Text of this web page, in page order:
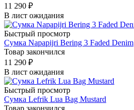
11 290 ₽
В лист ожидания
Быстрый просмотр
Сумка Napapijri Bering 3 Faded Denim
Товар закончился
11 290 ₽
В лист ожидания
Быстрый просмотр
Сумка Lefrik Lua Bag Mustard
Товар закончился